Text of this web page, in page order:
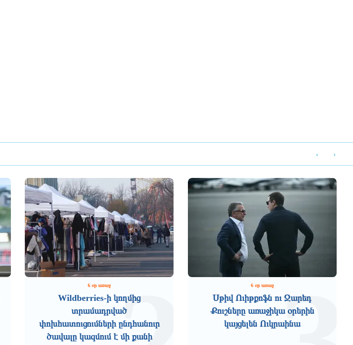
6 օր առաջ
Wildberries-ի կողմից
տրամադրված
փոխհատուցումների ընդհանուր
ծավալը կազմում է մի քանի
6 օր առաջ
Սթիվ Ուիթքոֆն ու Ջարեդ
Քուշները առաջիկա օրերին
կայցելեն Ուկրաինա
‹ ›